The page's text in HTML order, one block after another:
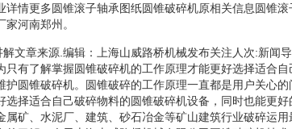
情更多圆锥滚子轴承图纸圆锥破碎机原相关信息圆锥滚
河南郑州。
文章来源.编辑：上海山威路桥机械发布关注人次:新闻
有了解掌握圆锥破碎机的工作原理才能更好选择适合自
圆锥破碎机。圆锥破碎的工作原理一直都是用户关心的
选择适合自己破碎物料的圆锥破碎机设备，同时也能更
矿、水泥厂、建筑、砂石冶金等矿山建筑行业破碎运用